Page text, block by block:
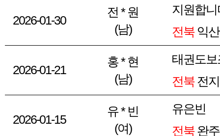
2026-01-30
전 * 원
(남)
지원합니
전북익
2026-01-21
홍 * 현
(남)
태권도
전북전
2026-01-15
유 * 빈
(여)
유은빈
전북완